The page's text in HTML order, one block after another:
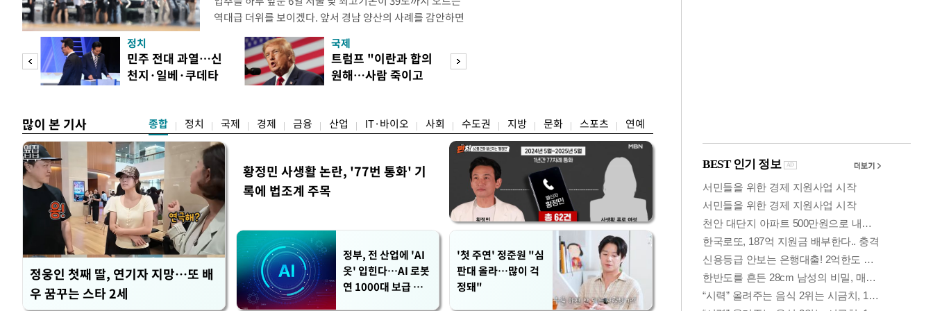
역대급 더위를 보이겠다. 앞서 경남 양산의 사례를 감안하면
이날 서울에서도 예보치인 39도를 넘어 40도에 달하는 기온
이 관측될 가능성이 제기된다. 기상청은 "수도권과 일부 전
남에는 최고기온이 39도 또는 최고체감온도가 38도 이상으
로 올라 생명을 위협하는 수준의 극단적인 더위가 예상된다
정치
민주 전대 과열…신
천지·일베·쿠데타
국제
트럼프 "이란과 합의
원해…사람 죽이고
많이 본 기사 종합 정치 국제 경제 금융 산업 IT·바이오 사회 수도권 지방 문화 스포츠 연예
정웅인 첫째 딸, 연기자 지망…또 배
우 꿈꾸는 스타 2세
황정민 사생활 논란, '77번 통화' 기
록에 법조계 주목
정부, 전 산업에 'AI
옷' 입힌다…AI 로봇
연 1000대 보급 추
'첫 주연' 정준원 "심
판대 올라…많이 걱
정돼"